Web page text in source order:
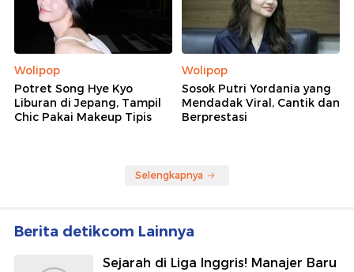
Wolipop
Potret Song Hye Kyo
Liburan di Jepang, Tampil
Chic Pakai Makeup Tipis
Wolipop
Sosok Putri Yordania yang
Mendadak Viral, Cantik dan
Berprestasi
Selengkapnya
Berita detikcom Lainnya
Sejarah di Liga Inggris! Manajer Baru